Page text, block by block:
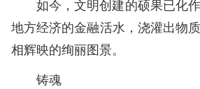
如今，文明创建的硕果已化
地方经济的金融活水，浇灌出物
相辉映的绚丽图景。
铸魂